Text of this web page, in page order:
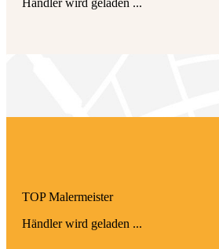
Händler wird geladen ...
TOP Maler­meister
Händler wird geladen ...